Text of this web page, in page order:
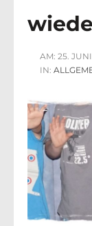
AM: 25.
IN: